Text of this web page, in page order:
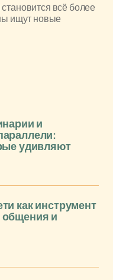
всё более
ищут новые
и
удивляют
как инструмент
и